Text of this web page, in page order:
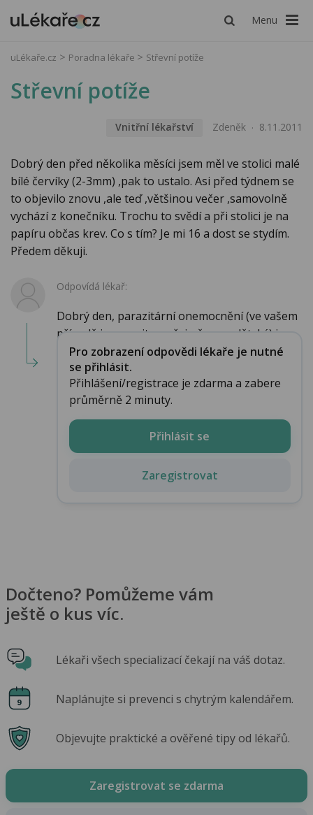
Menu
uLékaře.cz Poradna lékaře Střevní potíže
Střevní potíže
Vnitřní lékařství Zdeněk 8.11.2011
Dobrý den před několika měsíci jsem měl ve stolici malé
bílé červíky (2-3mm) ,pak to ustalo. Asi před týdnem se
to objevilo znovu ,ale teď ,většinou večer ,samovolně
vychází z konečníku. Trochu to svědí a při stolici je na
papíru občas krev. Co s tím? Je mi 16 a dost se stydím.
Předem děkuji.
Odpovídá lékař:
Dobrý den, parazitární onemocnění (ve vašem
případě je parazitem zřejmě roup dětský) j...
Pro zobrazení odpovědi lékaře je nutné
se přihlásit.
Přihlášení/registrace je zdarma a zabere
průměrně 2 minuty.
Přihlásit se
Zaregistrovat
Dočteno? Pomůžeme vám
ještě o kus víc.
Lékaři všech specializací čekají na váš dotaz.
Naplánujte si prevenci s chytrým kalendářem.
Objevujte praktické a ověřené tipy od lékařů.
Zaregistrovat se zdarma